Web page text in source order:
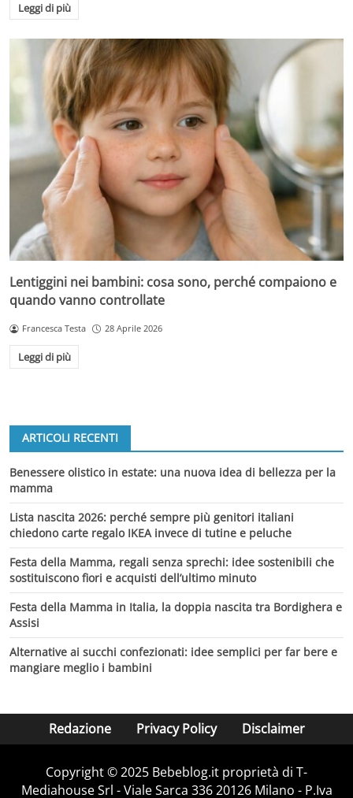
Leggi di più
Lentiggini nei bambini: cosa sono, perché compaiono e
quando vanno controllate
Francesca Testa 28 Aprile 2026
Leggi di più
ARTICOLI RECENTI
Benessere olistico in estate: una nuova idea di bellezza per la
mamma
Lista nascita 2026: perché sempre più genitori italiani
chiedono carte regalo IKEA invece di tutine e peluche
Festa della Mamma, regali senza sprechi: idee sostenibili che
sostituiscono fiori e acquisti dell’ultimo minuto
Festa della Mamma in Italia, la doppia nascita tra Bordighera e
Assisi
Alternative ai succhi confezionati: idee semplici per far bere e
mangiare meglio i bambini
Redazione Privacy Policy Disclaimer
Copyright © 2025 Bebeblog.it proprietà di T-
Mediahouse Srl - Viale Sarca 336 20126 Milano - P.Iva